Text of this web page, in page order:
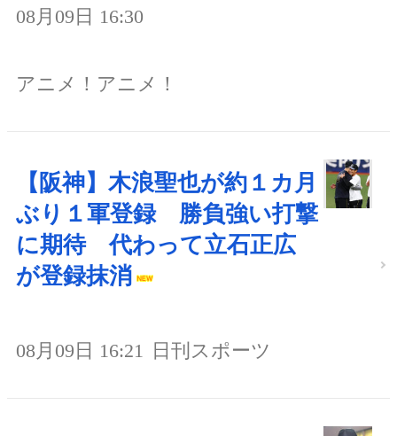
08月09日 16:30
アニメ！アニメ！
【阪神】木浪聖也が約１カ月
ぶり１軍登録 勝負強い打撃
に期待 代わって立石正広
が登録抹消
08月09日 16:21 日刊スポーツ